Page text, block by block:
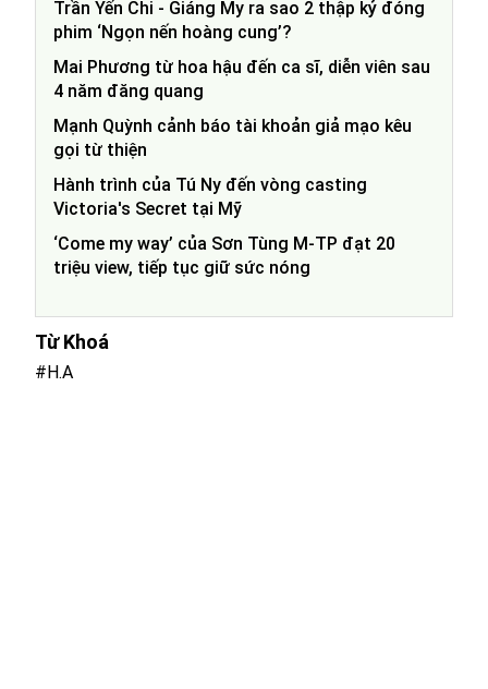
Trần Yến Chi - Giáng My ra sao 2 thập kỷ đóng
phim ‘Ngọn nến hoàng cung’?
Mai Phương từ hoa hậu đến ca sĩ, diễn viên sau
4 năm đăng quang
Mạnh Quỳnh cảnh báo tài khoản giả mạo kêu
gọi từ thiện
Hành trình của Tú Ny đến vòng casting
Victoria's Secret tại Mỹ
‘Come my way’ của Sơn Tùng M-TP đạt 20
triệu view, tiếp tục giữ sức nóng
Từ Khoá
#H.A